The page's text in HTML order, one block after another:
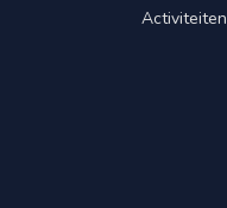
Activiteiten